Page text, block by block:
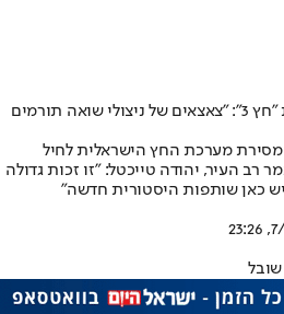
יהודי גרמניה חוגגים את מסירת "חץ 3": "צאצאים של ניצולי שואה תורמים
מסירת מערכת החץ הישראלית לחיל
רב העיר, יהודה טייכטל: "זו זכות גדולה
כאן שותפות היסטורית חדשה"
7/